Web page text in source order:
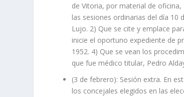
de Vitoria, por material de
las sesiones ordinarias del día
Lujo. 2) Que se cite y emplace
inicie el oportuno expediente de
1952. 4) Que se vean los
que fue médico titular, Pedro
(3 de febrero): Sesión extra. En
los concejales elegidos en las